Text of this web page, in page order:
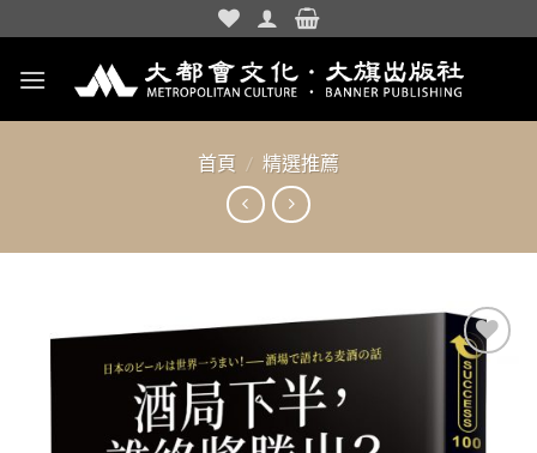
to
content
首頁 / 精選推薦
加入
「願
望清
單」